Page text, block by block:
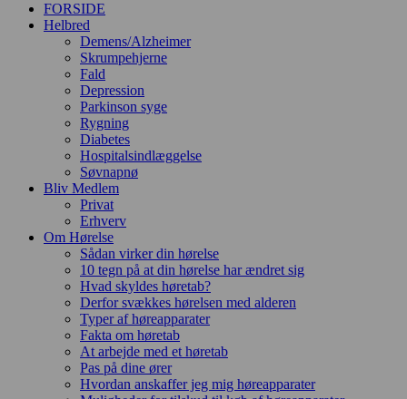
FORSIDE
Helbred
Demens/Alzheimer
Skrumpehjerne
Fald
Depression
Parkinson syge
Rygning
Diabetes
Hospitalsindlæggelse
Søvnapnø
Bliv Medlem
Privat
Erhverv
Om Hørelse
Sådan virker din hørelse
10 tegn på at din hørelse har ændret sig
Hvad skyldes høretab?
Derfor svækkes hørelsen med alderen
Typer af høreapparater
Fakta om høretab
At arbejde med et høretab
Pas på dine ører
Hvordan anskaffer jeg mig høreapparater